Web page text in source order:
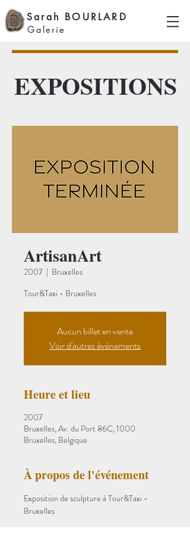
Galerie
Sarah BOURLARD
ArtisanArt
2007
  |
Bruxelles
Tour&Taxi - Bruxelles
Aucun billet en vente
Voir d'autres événements
Heure et lieu
2007
Bruxelles, Av. du Port 86C, 1000
Bruxelles, Belgique
À propos de l'événement
Exposition de sculpture à Tour&Taxi -
Bruxelles
EXPOSITIONS